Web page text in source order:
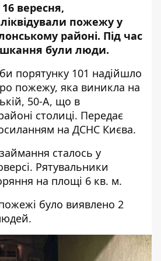
вересня,
пожежу у
районі. Під час
були люди.
порятунку 101 надійшло
пожежу, яка виникла на
50-А, що в
столиці. Передає
на ДСНС Києва.
сталось у
Рятувальники
на площі 6 кв. м.
було виявлено 2